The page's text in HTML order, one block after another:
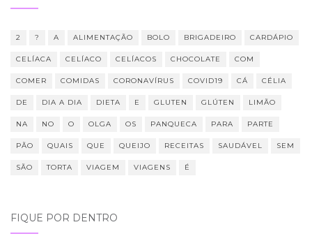
2 ? A ALIMENTAÇÃO BOLO BRIGADEIRO CARDÁPIO
CELÍACA CELÍACO CELÍACOS CHOCOLATE COM
COMER COMIDAS CORONAVÍRUS COVID19 CÁ CÉLIA
DE DIA A DIA DIETA E GLUTEN GLÚTEN LIMÃO
NA NO O OLGA OS PANQUECA PARA PARTE
PÃO QUAIS QUE QUEIJO RECEITAS SAUDÁVEL SEM
SÃO TORTA VIAGEM VIAGENS É
FIQUE POR DENTRO